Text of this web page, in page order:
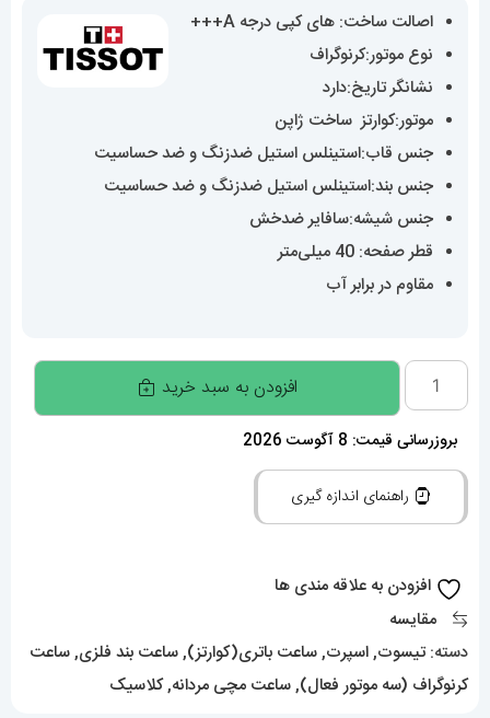
اصالت ساخت: های کپی درجه A+++
نوع موتور:کرنوگراف
نشانگر تاریخ:دارد
موتور:کوارتز ساخت ژاپن
جنس قاب:استینلس استیل ضدزنگ و ضد حساسیت
جنس بند:استینلس استیل ضدزنگ و ضد حساسیت
جنس شیشه:سافایر ضدخش
قطر صفحه: 40 میلی‌متر
مقاوم در برابر آب
ساعت
تیسوت
مردانه
مدل
استیل
صفحه
تیفانی
افزودن به سبد خرید
بروزرسانی قیمت: 8 آگوست 2026
راهنمای اندازه گیری
افزودن به علاقه مندی ها
مقایسه
دسته:تیسوت,اسپرت,ساعت باتری(کوارتز),ساعت بند فلزی,ساعت
کرنوگراف (سه موتور فعال),ساعت مچی مردانه,کلاسیک